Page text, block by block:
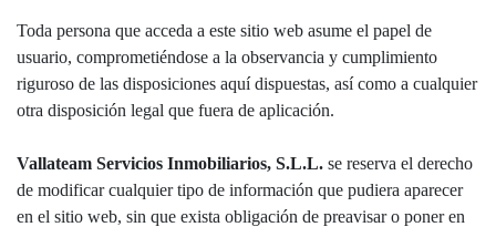
Toda persona que acceda a este sitio web asume el papel de
usuario, comprometiéndose a la observancia y cumplimiento
riguroso de las disposiciones aquí dispuestas, así como a cualquier
otra disposición legal que fuera de aplicación.
Vallateam Servicios Inmobiliarios, S.L.L. se reserva el derecho
de modificar cualquier tipo de información que pudiera aparecer
en el sitio web, sin que exista obligación de preavisar o poner en